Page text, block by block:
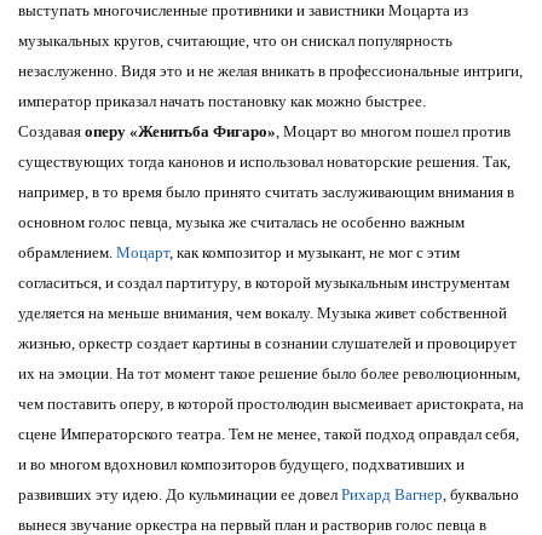
выступать многочисленные противники и завистники Моцарта из
музыкальных кругов, считающие, что он снискал популярность
незаслуженно. Видя это и не желая вникать в профессиональные интриги,
император приказал начать постановку как можно быстрее.
Создавая оперу «Женитьба Фигаро», Моцарт во многом пошел против
существующих тогда канонов и использовал новаторские решения. Так,
например, в то время было принято считать заслуживающим внимания в
основном голос певца, музыка же считалась не особенно важным
обрамлением. Моцарт, как композитор и музыкант, не мог с этим
согласиться, и создал партитуру, в которой музыкальным инструментам
уделяется на меньше внимания, чем вокалу. Музыка живет собственной
жизнью, оркестр создает картины в сознании слушателей и провоцирует
их на эмоции. На тот момент такое решение было более революционным,
чем поставить оперу, в которой простолюдин высмеивает аристократа, на
сцене Императорского театра. Тем не менее, такой подход оправдал себя,
и во многом вдохновил композиторов будущего, подхвативших и
развивших эту идею. До кульминации ее довел Рихард Вагнер, буквально
вынеся звучание оркестра на первый план и растворив голос певца в